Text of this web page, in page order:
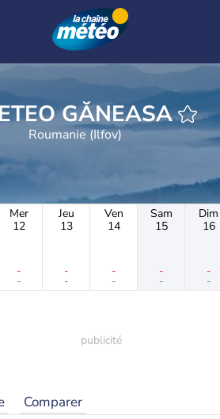
METEO GĂNEASA
Roumanie (Ilfov)
Mer
12
-
-
Jeu
13
-
-
Ven
14
-
-
Sam
15
-
-
Dim
16
-
-
Comparer